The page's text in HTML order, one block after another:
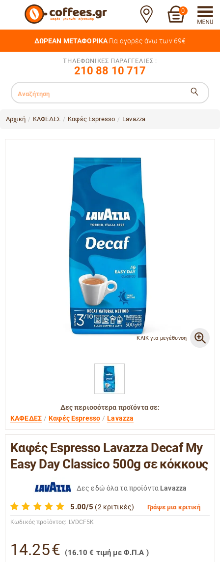
0
ΔΩΡΕΑΝ ΜΕΤΑΦΟΡΙΚΑ Για αγορές άνω των 69€
ΤΗΛΕΦΩΝΙΚΕΣ ΠΑΡΑΓΓΕΛΙΕΣ :
210 88 10 717
Αρχική / ΚΑΦΕΔΕΣ / Καφές Espresso / Lavazza
ΚΛΙΚ για μεγέθυνση
Δες περισσότερα προϊόντα σε:
ΚΑΦΕΔΕΣ
Καφές Espresso Lavazza
Καφές Espresso Lavazza Decaf My
Easy Day Classico 500g σε κόκκους
Δες εδώ όλα τα προϊόντα Lavazza
5.00/5 (2 κριτικές) Γράψε μια κριτική
Κωδικός προϊόντος: LVDCF5K
14.25€ (16.10 € τιμή με Φ.Π.Α )